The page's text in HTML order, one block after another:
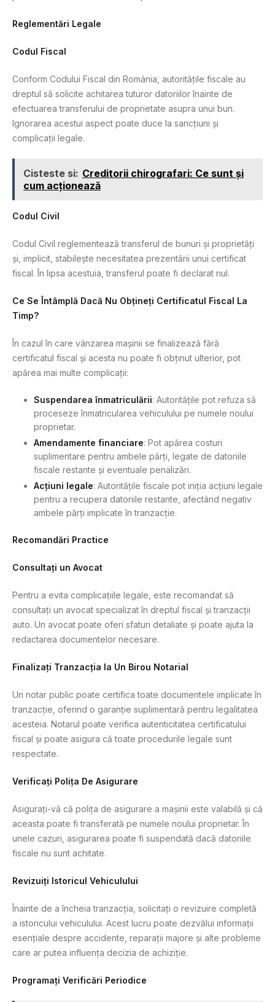
Reglementări Legale
Codul Fiscal
Conform Codului Fiscal din România, autoritățile fiscale au
dreptul să solicite achitarea tuturor datoriilor înainte de
efectuarea transferului de proprietate asupra unui bun.
Ignorarea acestui aspect poate duce la sancțiuni și
complicații legale.
Cisteste si: Creditorii chirografari: Ce sunt și
cum acționează
Codul Civil
Codul Civil reglementează transferul de bunuri și proprietăți
și, implicit, stabilește necesitatea prezentării unui certificat
fiscal. În lipsa acestuia, transferul poate fi declarat nul.
Ce Se Întâmplă Dacă Nu Obțineți Certificatul Fiscal La
Timp?
În cazul în care vânzarea mașinii se finalizează fără
certificatul fiscal și acesta nu poate fi obținut ulterior, pot
apărea mai multe complicații:
Suspendarea înmatriculării: Autoritățile pot refuza să
proceseze înmatricularea vehiculului pe numele noului
proprietar.
Amendamente financiare: Pot apărea costuri
suplimentare pentru ambele părți, legate de datoriile
fiscale restante și eventuale penalizări.
Acțiuni legale: Autoritățile fiscale pot iniția acțiuni legale
pentru a recupera datoriile restante, afectând negativ
ambele părți implicate în tranzacție.
Recomandări Practice
Consultați un Avocat
Pentru a evita complicațiile legale, este recomandat să
consultați un avocat specializat în dreptul fiscal și tranzacții
auto. Un avocat poate oferi sfaturi detaliate și poate ajuta la
redactarea documentelor necesare.
Finalizați Tranzacția la Un Birou Notarial
Un notar public poate certifica toate documentele implicate în
tranzacție, oferind o garanție suplimentară pentru legalitatea
acesteia. Notarul poate verifica autenticitatea certificatului
fiscal și poate asigura că toate procedurile legale sunt
respectate.
Verificați Polița De Asigurare
Asigurați-vă că polița de asigurare a mașinii este valabilă și că
aceasta poate fi transferată pe numele noului proprietar. În
unele cazuri, asigurarea poate fi suspendată dacă datoriile
fiscale nu sunt achitate.
Revizuiți Istoricul Vehiculului
Înainte de a încheia tranzacția, solicitați o revizuire completă
a istoricului vehiculului. Acest lucru poate dezvălui informații
esențiale despre accidente, reparații majore și alte probleme
care ar putea influența decizia de achiziție.
Programați Verificări Periodice